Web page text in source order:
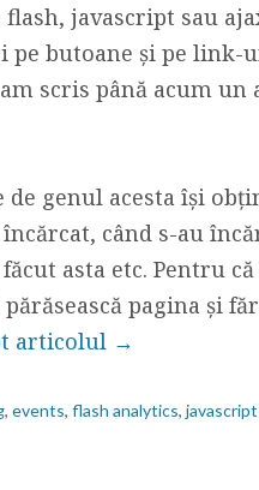
javascript sau
butoane și pe link-
scris până acum un
genul acesta își
când s-au
asta etc. Pentru
pagina și
articolul →
, events, flash analytics,